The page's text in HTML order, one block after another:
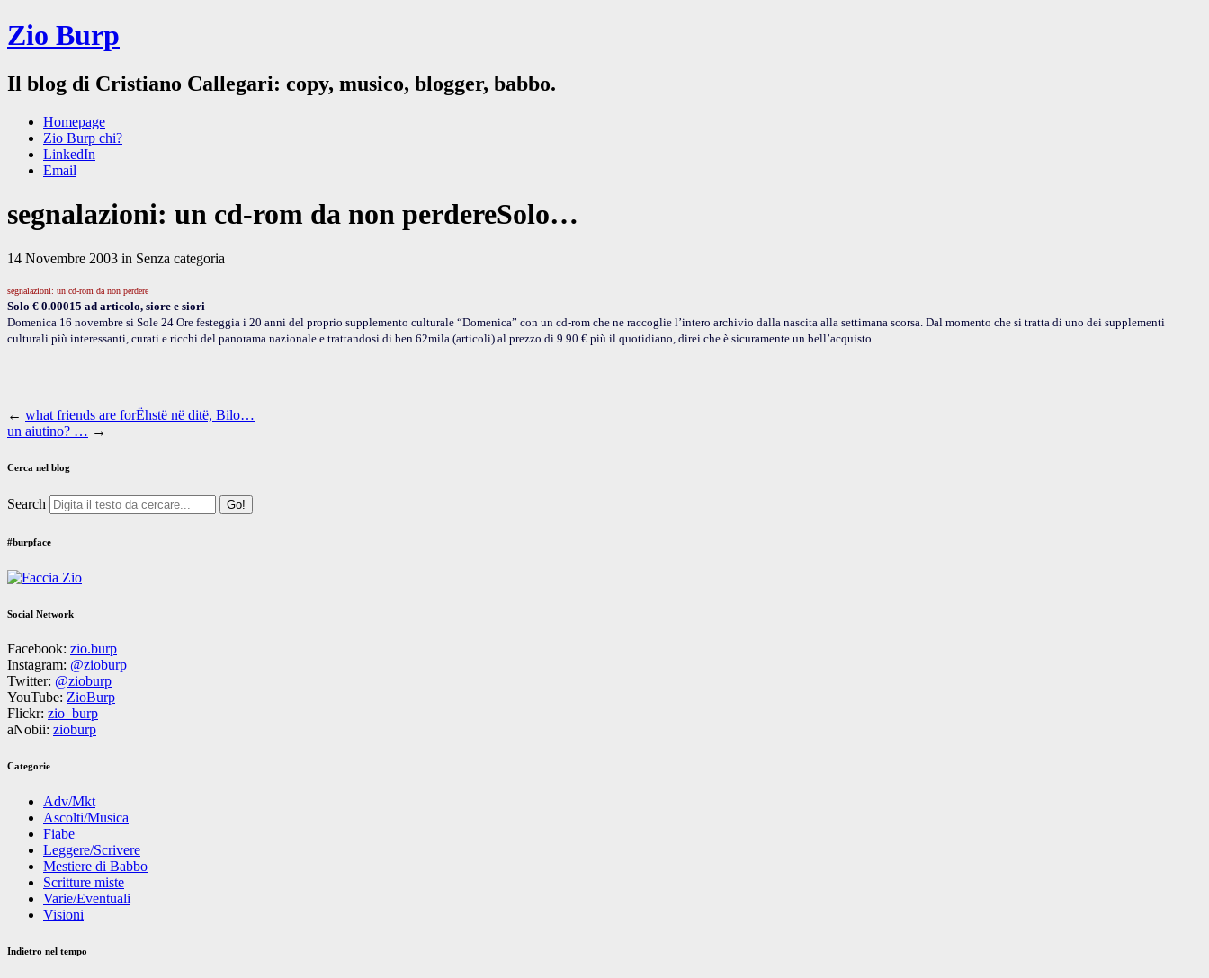
Zio Burp
Il blog di Cristiano Callegari: copy, musico, blogger, babbo.
Homepage
Zio Burp chi?
LinkedIn
Email
segnalazioni: un cd-rom da non perdereSolo…
14 Novembre 2003 in Senza categoria
segnalazioni: un cd-rom da non perdere
Solo € 0.00015 ad articolo, siore e siori
Domenica 16 novembre si Sole 24 Ore festeggia i 20 anni del proprio supplemento culturale “Domenica” con un cd-rom che ne raccoglie l’intero archivio dalla nascita alla settimana scorsa. Dal momento che si tratta di uno dei supplementi
culturali più interessanti, curati e ricchi del panorama nazionale e trattandosi di ben 62mila (articoli) al prezzo di 9.90 € più il quotidiano, direi che è sicuramente un bell’acquisto.
← what friends are forËhstë në ditë, Bilo…
un aiutino? … →
Cerca nel blog
Search
#burpface
Social Network
Facebook: zio.burp
Instagram: @zioburp
Twitter: @zioburp
YouTube: ZioBurp
Flickr: zio_burp
aNobii: zioburp
Categorie
Adv/Mkt
Ascolti/Musica
Fiabe
Leggere/Scrivere
Mestiere di Babbo
Scritture miste
Varie/Eventuali
Visioni
Indietro nel tempo